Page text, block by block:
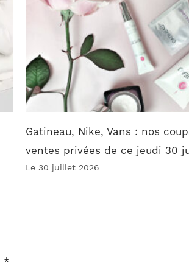
Gatineau, Nike, Vans : nos
ventes privées de ce jeudi 30
Le 30 juillet 2026
*